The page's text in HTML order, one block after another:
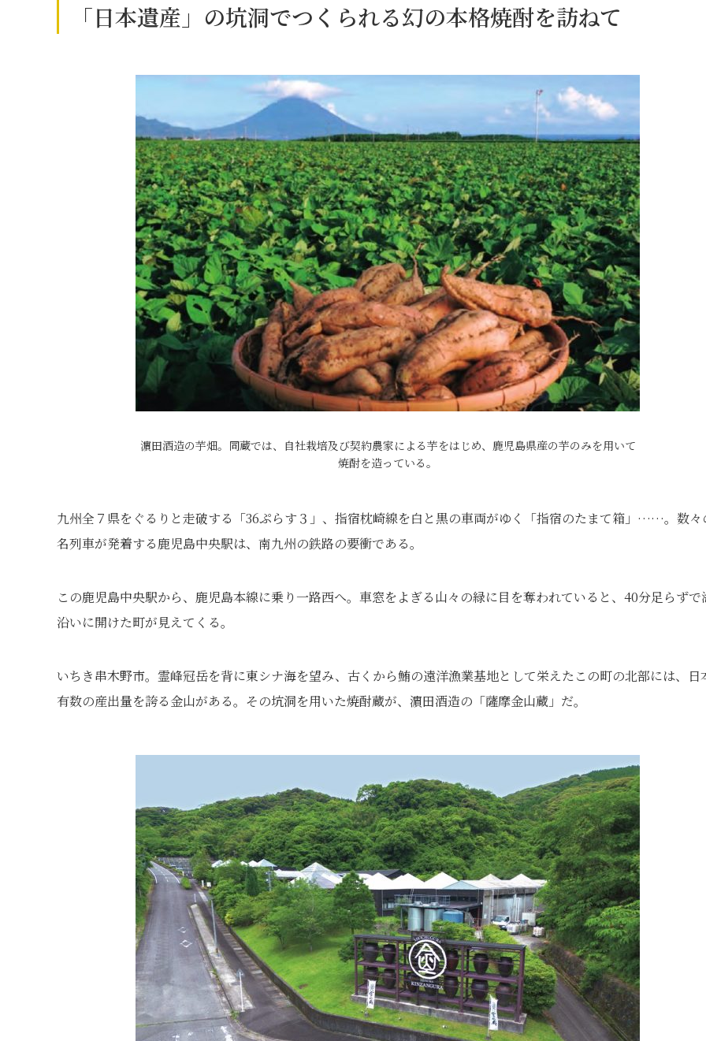
「日本遺産」の坑洞でつくられる幻の本格焼酎を訪ねて
濵田酒造の芋畑。同蔵では、自社栽培及び契約農家による芋をはじめ、鹿児島県産の芋のみを用いて
焼酎を造っている。
九州全７県をぐるりと走破する「36ぷらす３」、指宿枕崎線を白と黒の車両がゆく「指宿のたまて箱」……。数々
名列車が発着する鹿児島中央駅は、南九州の鉄路の要衝である。
この鹿児島中央駅から、鹿児島本線に乗り一路西へ。車窓をよぎる山々の緑に目を奪われていると、40分足らずで
沿いに開けた町が見えてくる。
いちき串木野市。霊峰冠岳を背に東シナ海を望み、古くから鮪の遠洋漁業基地として栄えたこの町の北部には、日
有数の産出量を誇る金山がある。その坑洞を用いた焼酎蔵が、濵田酒造の「薩摩金山蔵」だ。